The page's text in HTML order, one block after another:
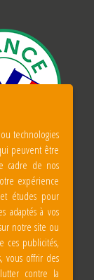
technologies
peuvent être
cadre de nos
expérience
et études pour
adaptés à vos
notre site ou
ces publicités,
vous offrir des
contre la